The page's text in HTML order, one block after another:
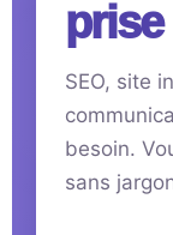
prise
SEO, site
besoin.
sans